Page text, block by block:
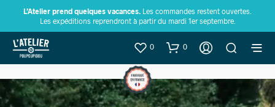
L’Atelier prend quelques vacances. Les commandes restent ouvertes.
Les expéditions reprendront à partir du mardi 1er septembre.
0 0